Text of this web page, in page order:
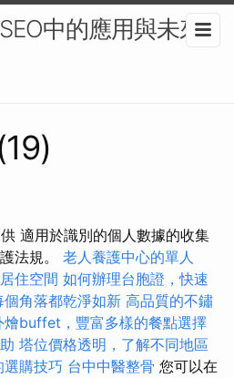
中的應用與未來
適用於識別的個人數據的收集
法規。 老人養護中心的單人
住空間 如何辦理台胞證，快速
角落都乾淨如新 高品質的不鏽
燴buffet，豐富多樣的餐點選擇
塔位價格透明，了解不同地區
購技巧 台中中醫整骨 您可以在